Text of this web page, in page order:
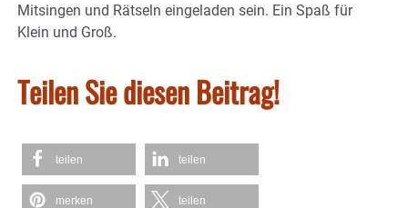
Mitsingen und Rätseln eingeladen sein. Ein Spaß für
Klein und Groß.
Teilen Sie diesen Beitrag!
teilen teilen
merken teilen